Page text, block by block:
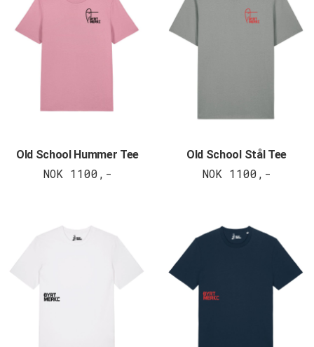
Old School Hummer Tee
NOK 1100,-
Old School Stål Tee
NOK 1100,-